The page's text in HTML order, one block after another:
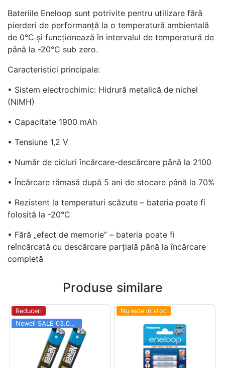
Bateriile Eneloop sunt potrivite pentru utilizare fără
pierderi de performanță la o temperatură ambientală
de 0°C și funcționează în intervalul de temperatură de
până la -20°C sub zero.
Caracteristici principale:
• Sistem electrochimic: Hidrură metalică de nichel
(NiMH)
• Capacitate 1900 mAh
• Tensiune 1,2 V
• Număr de cicluri încărcare-descărcare până la 2100
• Încărcare rămasă după 5 ani de stocare până la 70%
• Rezistent la temperaturi scăzute – bateria poate fi
folosită la -20°C
• Fără „efect de memorie” – bateria poate fi
reîncărcată cu descărcare parțială până la încărcare
completă
Produse similare
Reduceri
Newell SALE 03.06 - 31.08
Nu este in stoc